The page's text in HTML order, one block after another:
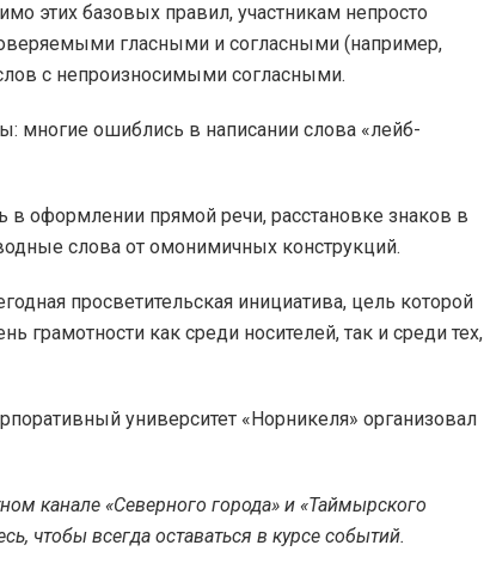
этих базовых правил, участникам непросто
гласными и согласными (например,
с непроизносимыми согласными.
многие ошиблись в написании слова «лейб-
оформлении прямой речи, расстановке знаков в
слова от омонимичных конструкций.
просветительская инициатива, цель которой
грамотности как среди носителей, так и среди тех,
университет «Норникеля» организовал
канале «Северного города» и «Таймырского
чтобы всегда оставаться в курсе событий.